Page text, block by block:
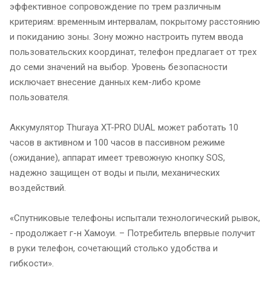
эффективное сопровождение по трем различным
критериям: временным интервалам, покрытому расстоянию
и покиданию зоны. Зону можно настроить путем ввода
пользовательских координат, телефон предлагает от трех
до семи значений на выбор. Уровень безопасности
исключает внесение данных кем-либо кроме
пользователя.
Аккумулятор Thuraya XT-PRO DUAL может работать 10
часов в активном и 100 часов в пассивном режиме
(ожидание), аппарат имеет тревожную кнопку SOS,
надежно защищен от воды и пыли, механических
воздействий.
«Спутниковые телефоны испытали технологический рывок,
- продолжает г-н Хамоуи. – Потребитель впервые получит
в руки телефон, сочетающий столько удобства и
гибкости».